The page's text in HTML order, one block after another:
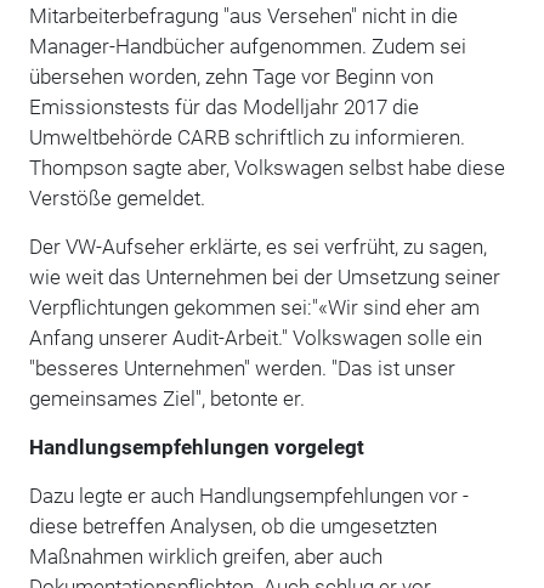
Mitarbeiterbefragung "aus Versehen" nicht in die
Manager-Handbücher aufgenommen. Zudem sei
übersehen worden, zehn Tage vor Beginn von
Emissionstests für das Modelljahr 2017 die
Umweltbehörde CARB schriftlich zu informieren.
Thompson sagte aber, Volkswagen selbst habe diese
Verstöße gemeldet.
Der VW-Aufseher erklärte, es sei verfrüht, zu sagen,
wie weit das Unternehmen bei der Umsetzung seiner
Verpflichtungen gekommen sei:"«Wir sind eher am
Anfang unserer Audit-Arbeit." Volkswagen solle ein
"besseres Unternehmen" werden. "Das ist unser
gemeinsames Ziel", betonte er.
Handlungsempfehlungen vorgelegt
Dazu legte er auch Handlungsempfehlungen vor -
diese betreffen Analysen, ob die umgesetzten
Maßnahmen wirklich greifen, aber auch